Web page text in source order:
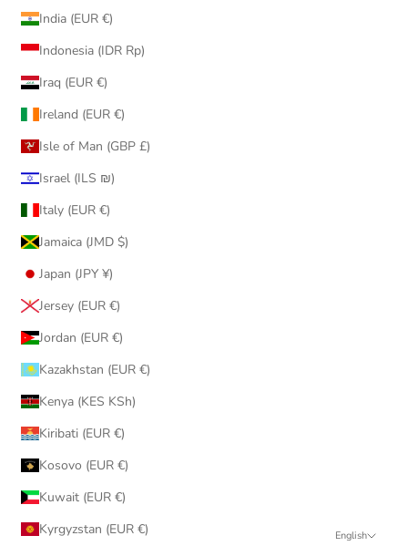
India (EUR €)
Indonesia (IDR Rp)
Iraq (EUR €)
Ireland (EUR €)
Isle of Man (GBP £)
Israel (ILS ₪)
Italy (EUR €)
Jamaica (JMD $)
Japan (JPY ¥)
Jersey (EUR €)
Jordan (EUR €)
Kazakhstan (EUR €)
Kenya (KES KSh)
Kiribati (EUR €)
Kosovo (EUR €)
Kuwait (EUR €)
Kyrgyzstan (EUR €)
English